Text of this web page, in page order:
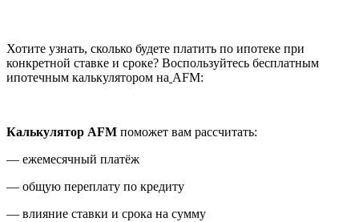
Хотите узнать, сколько будете платить по ипотеке при
конкретной ставке и сроке? Воспользуйтесь бесплатным
ипотечным калькулятором на AFM:
Калькулятор AFM поможет вам рассчитать:
— ежемесячный платёж
— общую переплату по кредиту
— влияние ставки и срока на сумму